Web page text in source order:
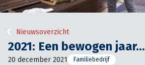
Nieuwsoverzicht
2021: Een bewogen jaar...
20 december 2021 Familiebedrijf